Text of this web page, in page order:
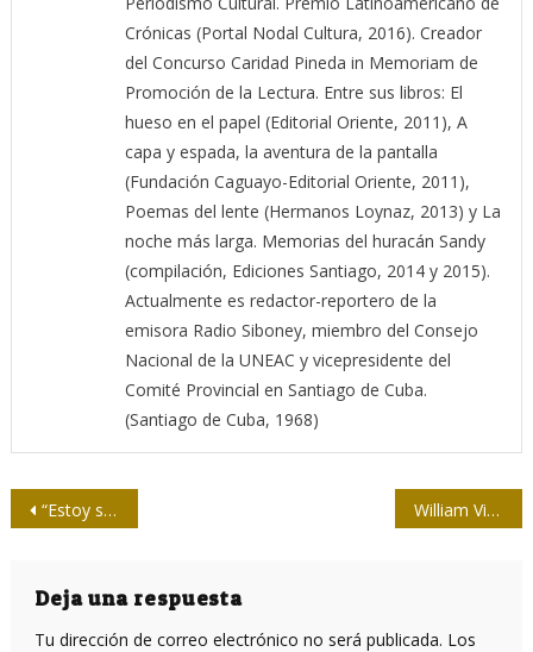
Crónicas (Portal Nodal Cultura, 2016). Creador
del Concurso Caridad Pineda in Memoriam de
Promoción de la Lectura. Entre sus libros: El
hueso en el papel (Editorial Oriente, 2011), A
capa y espada, la aventura de la pantalla
(Fundación Caguayo-Editorial Oriente, 2011),
Poemas del lente (Hermanos Loynaz, 2013) y La
noche más larga. Memorias del huracán Sandy
(compilación, Ediciones Santiago, 2014 y 2015).
Actualmente es redactor-reportero de la
emisora Radio Siboney, miembro del Consejo
Nacional de la UNEAC y vicepresidente del
Comité Provincial en Santiago de Cuba.
(Santiago de Cuba, 1968)
Navegación
entradas
“Estoy seguro de que Cuba va a florecer” William Vizoso Vasallo: hasta siempre campeón
Deja una respuesta
Tu dirección de correo electrónico no será publicada. Los